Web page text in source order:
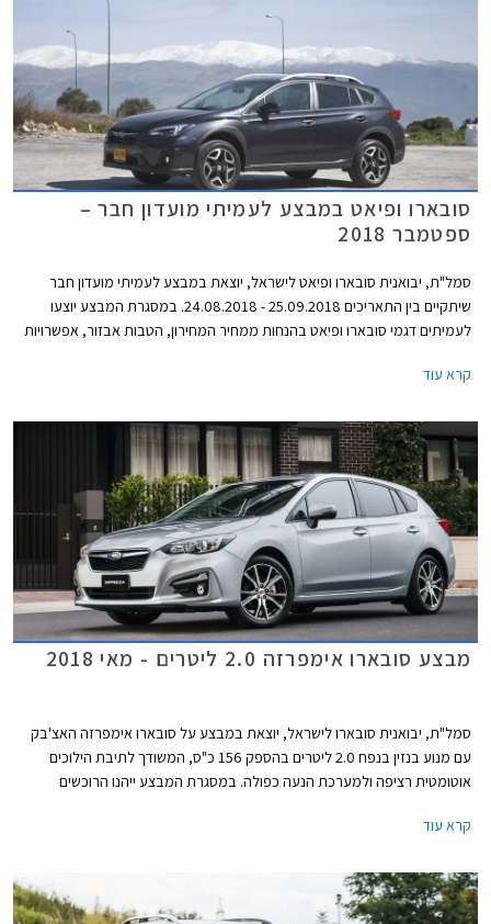
סובארו ופיאט במבצע לעמיתי מועדון חבר –
ספטמבר 2018
סמל"ת, יבואנית סובארו ופיאט לישראל, יוצאת במבצע לעמיתי מועדון חבר
שיתקיים בין התאריכים 25.09.2018 - 24.08.2018. במסגרת המבצע יוצעו
לעמיתים דגמי סובארו ופיאט בהנחות ממחיר המחירון, הטבות אבזור, אפשרויות
המבצע יתקיים בכל סוכנויות פיאט וסובארו ברחבי הארץ, וגם ביריד מועדון חבר
קרא עוד
מבצע סובארו אימפרזה 2.0 ליטרים - מאי 2018
סמל"ת, יבואנית סובארו לישראל, יוצאת במבצע על סובארו אימפרזה האצ'בק
עם מנוע בנזין בנפח 2.0 ליטרים בהספק 156 כ"ס, המשודך לתיבת הילוכים
אוטומטית רציפה ולמערכת הנעה כפולה. במסגרת המבצע ייהנו הרוכשים
קרא עוד